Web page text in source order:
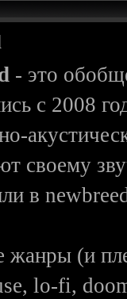
- это
с 2008
своему
в
жанры (и
lo-fi,